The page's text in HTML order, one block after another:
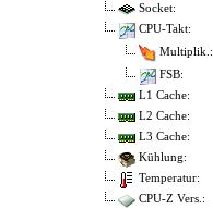
Socket:
CPU-Takt:
Multiplik.:
FSB:
L1 Cache:
L2 Cache:
L3 Cache:
Kühlung:
Temperatur:
CPU-Z Vers.: